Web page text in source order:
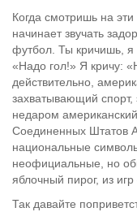
Когда смотришь на
начинает звучать
футбол. Ты кричишь, я
«Надо гол!» Я кричу:
действительно,
захватывающий
недаром
Соединенных Штатов
национальные
неофициальные, но
яблочный пирог, из
Так давайте